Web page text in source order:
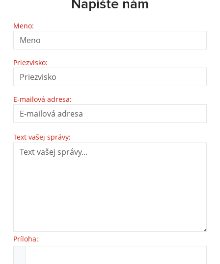
Napíšte nám
Meno:
Priezvisko:
E-mailová adresa:
Text vašej správy:
Príloha: